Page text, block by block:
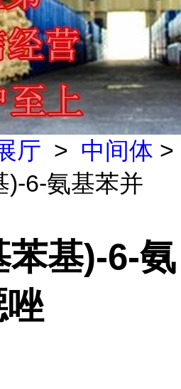
厅 > 中间体 >
)-6-氨基苯并
苯基)-6-氨